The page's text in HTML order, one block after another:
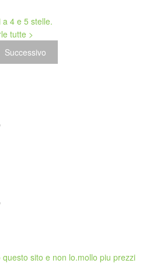
4 e 5 stelle.
tutte >
Successivo
sito e non lo.mollo piu prezzi